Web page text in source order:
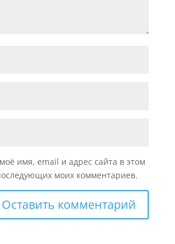
имя, email и адрес сайта в этом
моих комментариев.